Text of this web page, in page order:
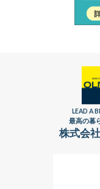
LEAD A
最高の暮
株式会